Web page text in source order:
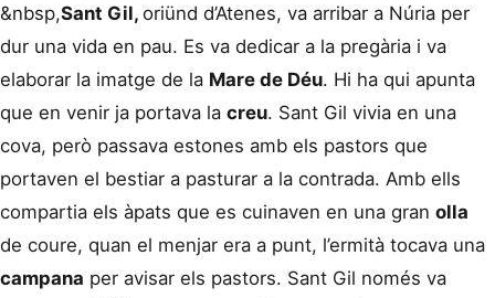
&nbsp,Sant Gil, oriünd d’Atenes, va arribar a Núria per
dur una vida en pau. Es va dedicar a la pregària i va
elaborar la imatge de la Mare de Déu. Hi ha qui apunta
que en venir ja portava la creu. Sant Gil vivia en una
cova, però passava estones amb els pastors que
portaven el bestiar a pasturar a la contrada. Amb ells
compartia els àpats que es cuinaven en una gran olla
de coure, quan el menjar era a punt, l’ermità tocava una
campana per avisar els pastors. Sant Gil només va